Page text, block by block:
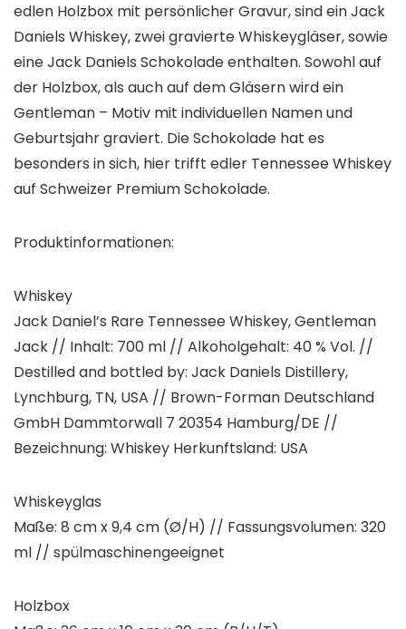
edlen Holzbox mit persönlicher Gravur, sind ein Jack
Daniels Whiskey, zwei gravierte Whiskeygläser, sowie
eine Jack Daniels Schokolade enthalten. Sowohl auf
der Holzbox, als auch auf dem Gläsern wird ein
Gentleman – Motiv mit individuellen Namen und
Geburtsjahr graviert. Die Schokolade hat es
besonders in sich, hier trifft edler Tennessee Whiskey
auf Schweizer Premium Schokolade.
Produktinformationen:
Whiskey
Jack Daniel’s Rare Tennessee Whiskey, Gentleman
Jack // Inhalt: 700 ml // Alkoholgehalt: 40 % Vol. //
Destilled and bottled by: Jack Daniels Distillery,
Lynchburg, TN, USA // Brown-Forman Deutschland
GmbH Dammtorwall 7 20354 Hamburg/DE //
Bezeichnung: Whiskey Herkunftsland: USA
Whiskeyglas
Maße: 8 cm x 9,4 cm (Ø/H) // Fassungsvolumen: 320
ml // spülmaschinengeeignet
Holzbox